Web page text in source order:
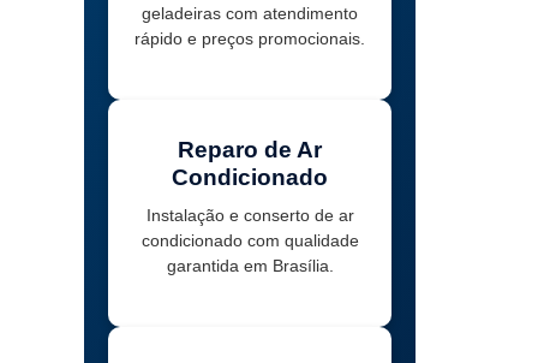
geladeiras com atendimento
rápido e preços promocionais.
Reparo de Ar
Condicionado
Instalação e conserto de ar
condicionado com qualidade
garantida em Brasília.